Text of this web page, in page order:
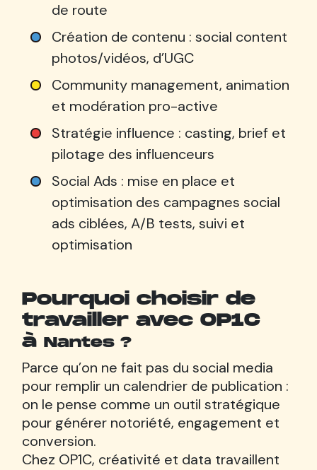
de route
Création de contenu : social content
photos/vidéos, d’UGC
Community management, animation
et modération pro-active
Stratégie influence : casting, brief et
pilotage des influenceurs
Social Ads : mise en place et
optimisation des campagnes social
ads ciblées, A/B tests, suivi et
optimisation
Pourquoi choisir de
travailler avec OP1C
à Nantes ?
Parce qu’on ne fait pas du social media
pour remplir un calendrier de publication :
on le pense comme un outil stratégique
pour générer notoriété, engagement et
conversion.
Chez OP1C, créativité et data travaillent